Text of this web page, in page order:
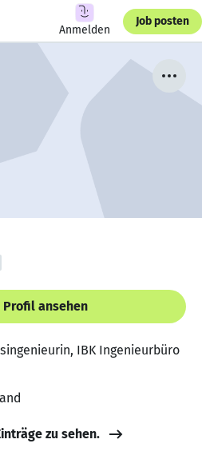
Anmelden
Job posten
Profil ansehen
IBK Ingenieurbüro
zu sehen.